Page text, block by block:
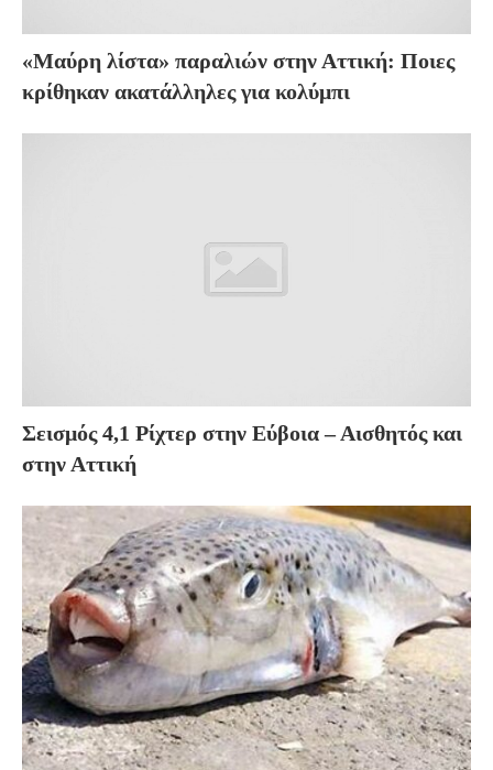
«Μαύρη λίστα» παραλιών στην Αττική: Ποιες
κρίθηκαν ακατάλληλες για κολύμπι
Σεισμός 4,1 Ρίχτερ στην Εύβοια – Αισθητός και
στην Αττική